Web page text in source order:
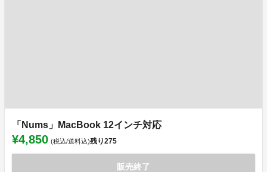
「Nums」MacBook 12インチ対応
¥4,850 (税込/送料込)残り275
販売終了